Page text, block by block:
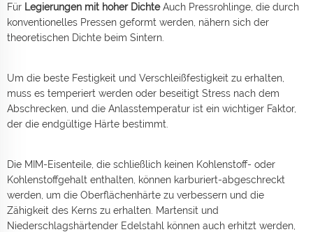
Für Legierungen mit hoher DichteAuch Pressrohlinge, die durch
konventionelles Pressen geformt werden, nähern sich der
theoretischen Dichte beim Sintern.
Um die beste Festigkeit und Verschleißfestigkeit zu erhalten,
muss es temperiert werden oder beseitigt Stress nach dem
Abschrecken, und die Anlasstemperatur ist ein wichtiger Faktor,
der die endgültige Härte bestimmt.
Die MIM-Eisenteile, die schließlich keinen Kohlenstoff- oder
Kohlenstoffgehalt enthalten, können karburiert-abgeschreckt
werden, um die Oberflächenhärte zu verbessern und die
Zähigkeit des Kerns zu erhalten. Martensit und
Niederschlagshärtender Edelstahl können auch erhitzt werden,